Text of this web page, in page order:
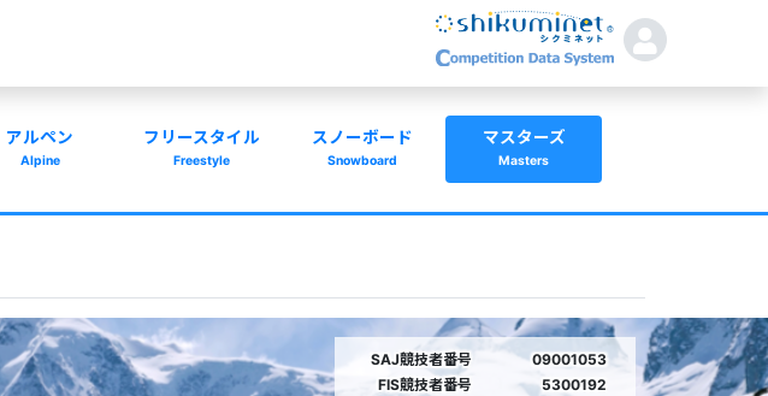
アルペン
Alpine
フリースタイル
Freestyle
スノーボード
Snowboard
マスターズ
Masters
SAJ競技者番号
09001053
FIS競技者番号
5300192